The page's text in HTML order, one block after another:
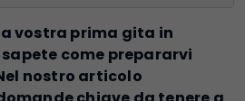
vostra prima gita in
come prepararvi
nostro articolo